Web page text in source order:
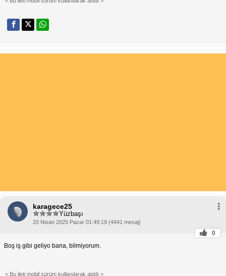
karagece25
Yüzbaşı
20 Nisan 2025 Pazar 01:49:19 (4441 mesaj)
0
Boş iş gibi geliyo bana, bilmiyorum.
< Bu ileti mobil sürüm kullanılarak atıldı >